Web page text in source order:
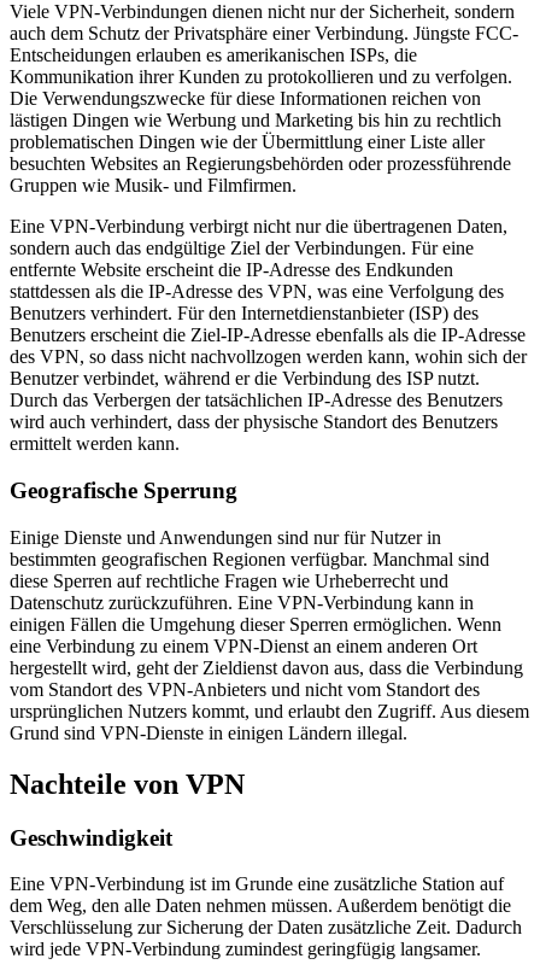
Viele VPN-Verbindungen dienen nicht nur der Sicherheit, sondern
auch dem Schutz der Privatsphäre einer Verbindung. Jüngste FCC-
Entscheidungen erlauben es amerikanischen ISPs, die
Kommunikation ihrer Kunden zu protokollieren und zu verfolgen.
Die Verwendungszwecke für diese Informationen reichen von
lästigen Dingen wie Werbung und Marketing bis hin zu rechtlich
problematischen Dingen wie der Übermittlung einer Liste aller
besuchten Websites an Regierungsbehörden oder prozessführende
Gruppen wie Musik- und Filmfirmen.
Eine VPN-Verbindung verbirgt nicht nur die übertragenen Daten,
sondern auch das endgültige Ziel der Verbindungen. Für eine
entfernte Website erscheint die IP-Adresse des Endkunden
stattdessen als die IP-Adresse des VPN, was eine Verfolgung des
Benutzers verhindert. Für den Internetdienstanbieter (ISP) des
Benutzers erscheint die Ziel-IP-Adresse ebenfalls als die IP-Adresse
des VPN, so dass nicht nachvollzogen werden kann, wohin sich der
Benutzer verbindet, während er die Verbindung des ISP nutzt.
Durch das Verbergen der tatsächlichen IP-Adresse des Benutzers
wird auch verhindert, dass der physische Standort des Benutzers
ermittelt werden kann.
Geografische Sperrung
Einige Dienste und Anwendungen sind nur für Nutzer in
bestimmten geografischen Regionen verfügbar. Manchmal sind
diese Sperren auf rechtliche Fragen wie Urheberrecht und
Datenschutz zurückzuführen. Eine VPN-Verbindung kann in
einigen Fällen die Umgehung dieser Sperren ermöglichen. Wenn
eine Verbindung zu einem VPN-Dienst an einem anderen Ort
hergestellt wird, geht der Zieldienst davon aus, dass die Verbindung
vom Standort des VPN-Anbieters und nicht vom Standort des
ursprünglichen Nutzers kommt, und erlaubt den Zugriff. Aus diesem
Grund sind VPN-Dienste in einigen Ländern illegal.
Nachteile von VPN
Geschwindigkeit
Eine VPN-Verbindung ist im Grunde eine zusätzliche Station auf
dem Weg, den alle Daten nehmen müssen. Außerdem benötigt die
Verschlüsselung zur Sicherung der Daten zusätzliche Zeit. Dadurch
wird jede VPN-Verbindung zumindest geringfügig langsamer.